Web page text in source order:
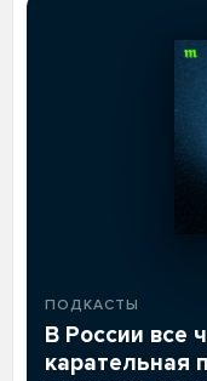
ПОДКАСТЫ
В России все
карательная